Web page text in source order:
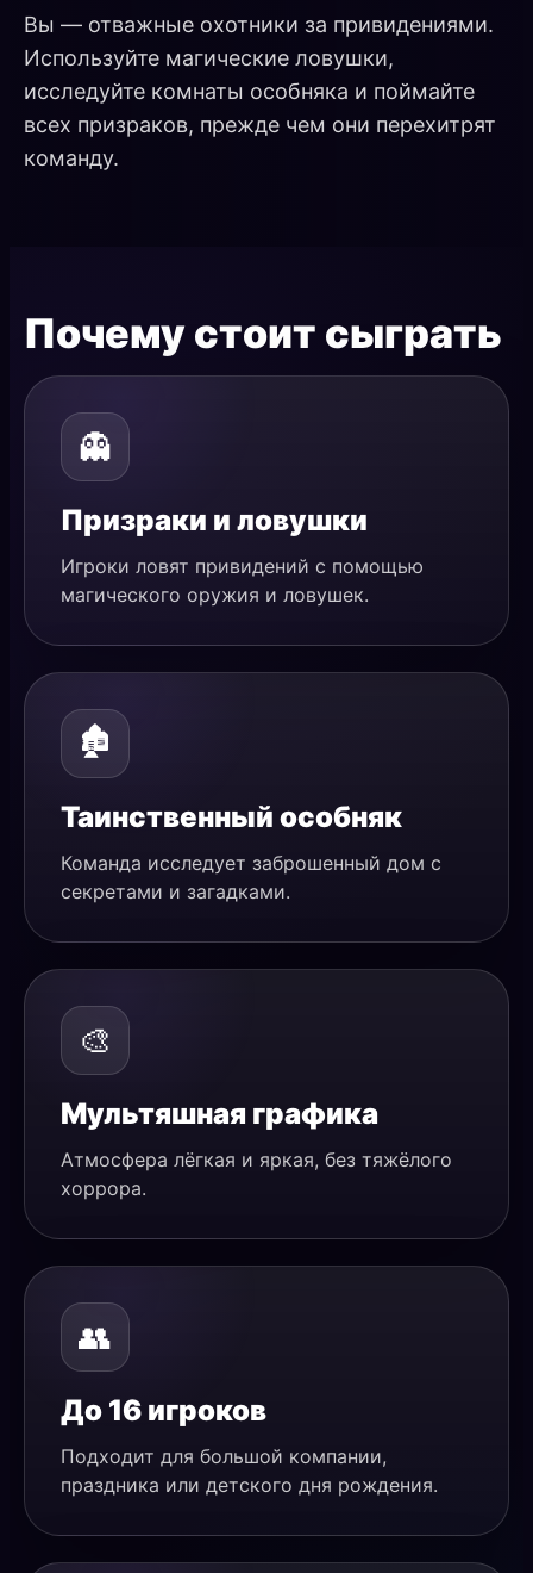
Вы — отважные охотники за привидениями.
Используйте магические ловушки,
исследуйте комнаты особняка и поймайте
всех призраков, прежде чем они перехитрят
команду.
Почему стоит сыграть
👻
Призраки и ловушки
Игроки ловят привидений с помощью
магического оружия и ловушек.
🏚️
Таинственный особняк
Команда исследует заброшенный дом с
секретами и загадками.
🎨
Мультяшная графика
Атмосфера лёгкая и яркая, без тяжёлого
хоррора.
👥
До 16 игроков
Подходит для большой компании,
праздника или детского дня рождения.